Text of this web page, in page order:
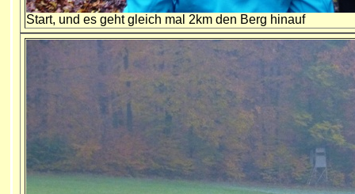
Start, und es geht gleich mal 2km den Berg hinauf